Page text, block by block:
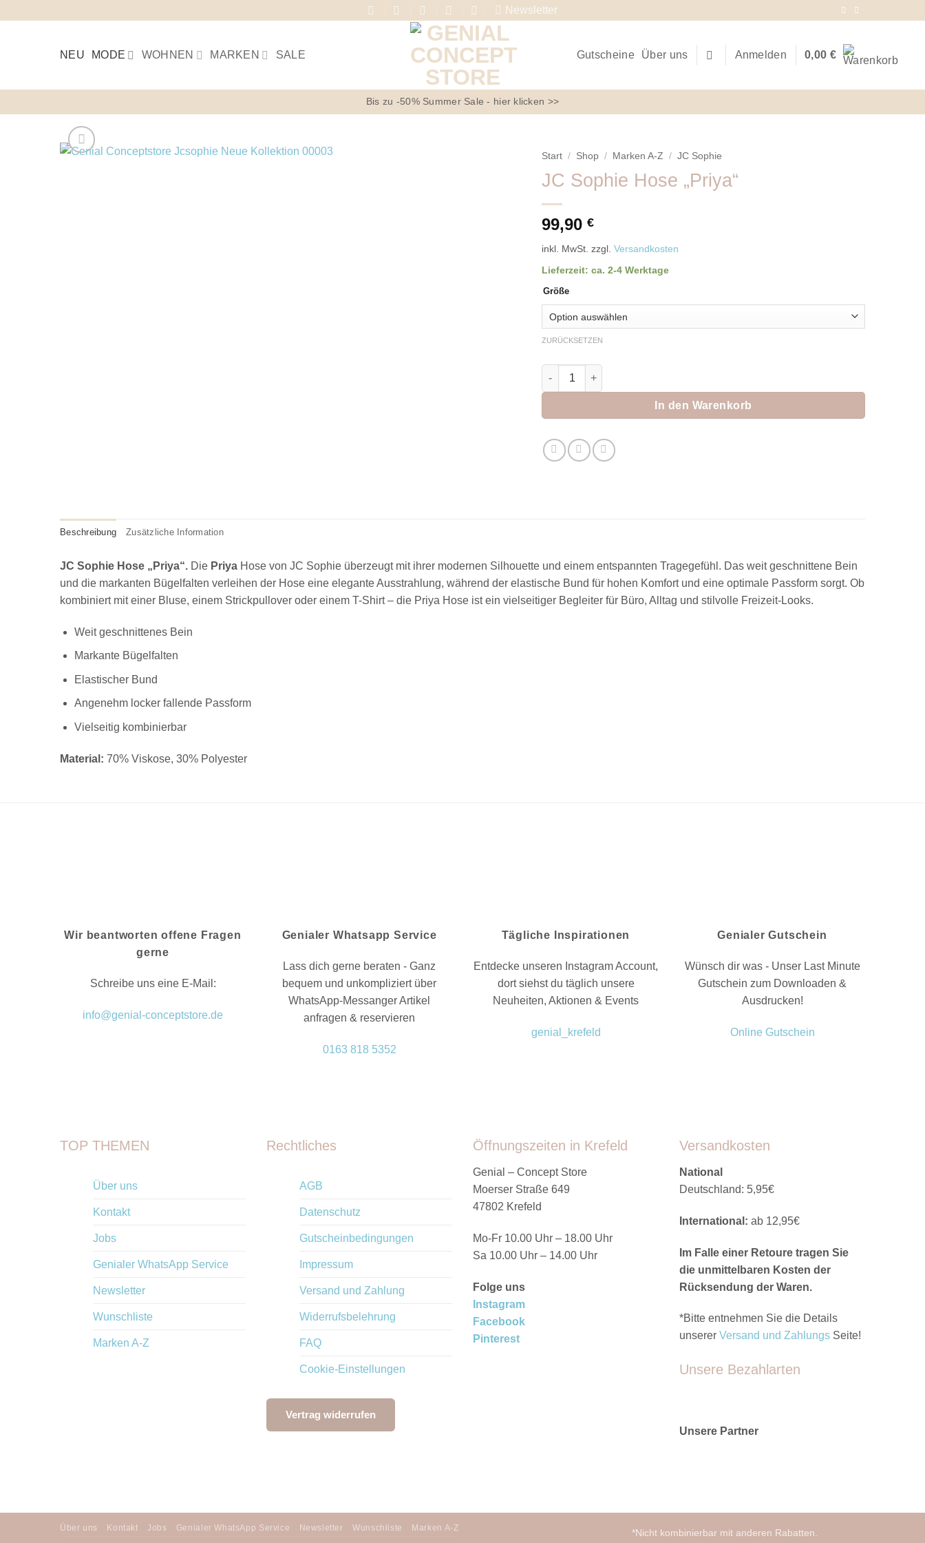
Newsletter
NEU MODE WOHNEN MARKEN SALE Gutscheine Über uns Anmelden 0,00 €
Bis zu -50% Summer Sale - hier klicken >>
Start / Shop / Marken A-Z / JC Sophie
JC Sophie Hose „Priya“
99,90 €
inkl. MwSt. zzgl. Versandkosten
Lieferzeit: ca. 2-4 Werktage
Größe
ZURÜCKSETZEN
JC Sophie Hose "Priya" Menge
In den Warenkorb
Beschreibung Zusätzliche Information
JC Sophie Hose „Priya“. Die Priya Hose von JC Sophie überzeugt mit ihrer modernen Silhouette und einem entspannten Tragegefühl. Das weit geschnittene Bein
und die markanten Bügelfalten verleihen der Hose eine elegante Ausstrahlung, während der elastische Bund für hohen Komfort und eine optimale Passform sorgt. Ob
kombiniert mit einer Bluse, einem Strickpullover oder einem T-Shirt – die Priya Hose ist ein vielseitiger Begleiter für Büro, Alltag und stilvolle Freizeit-Looks.
Weit geschnittenes Bein
Markante Bügelfalten
Elastischer Bund
Angenehm locker fallende Passform
Vielseitig kombinierbar
Material: 70% Viskose, 30% Polyester
Wir beantworten offene Fragen
gerne
Schreibe uns eine E-Mail:
info@genial-conceptstore.de
Genialer Whatsapp Service
Lass dich gerne beraten - Ganz
bequem und unkompliziert über
WhatsApp-Messanger Artikel
anfragen & reservieren
0163 818 5352
Tägliche Inspirationen
Entdecke unseren Instagram Account,
dort siehst du täglich unsere
Neuheiten, Aktionen & Events
genial_krefeld
Genialer Gutschein
Wünsch dir was - Unser Last Minute
Gutschein zum Downloaden &
Ausdrucken!
Online Gutschein
TOP THEMEN
Über uns
Kontakt
Jobs
Genialer WhatsApp Service
Newsletter
Wunschliste
Marken A-Z
Rechtliches
AGB
Datenschutz
Gutscheinbedingungen
Impressum
Versand und Zahlung
Widerrufsbelehrung
FAQ
Cookie-Einstellungen
Vertrag widerrufen
Öffnungszeiten in Krefeld
Genial – Concept Store
Moerser Straße 649
47802 Krefeld
Mo-Fr 10.00 Uhr – 18.00 Uhr
Sa 10.00 Uhr – 14.00 Uhr
Folge uns
Instagram
Facebook
Pinterest
Versandkosten
National
Deutschland: 5,95€
International: ab 12,95€
Im Falle einer Retoure tragen Sie
die unmittelbaren Kosten der
Rücksendung der Waren.
*Bitte entnehmen Sie die Details
unserer Versand und Zahlungs Seite!
Unsere Bezahlarten
Unsere Partner
*Nicht kombinierbar mit anderen Rabatten.
Über uns Kontakt Jobs Genialer WhatsApp Service Newsletter Wunschliste Marken A-Z